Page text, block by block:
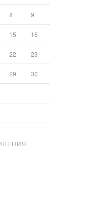
8 9
15 16
22 23
29 30